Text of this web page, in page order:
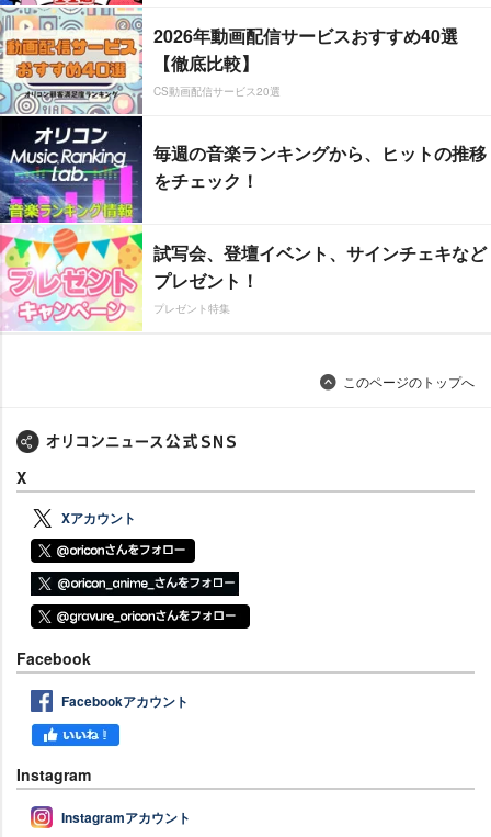
2026年動画配信サービスおすすめ40選
【徹底比較】
CS動画配信サービス20選
毎週の音楽ランキングから、ヒットの推移
をチェック！
試写会、登壇イベント、サインチェキなど
プレゼント！
プレゼント特集
このページのトップへ
X
Xアカウント
Facebook
Facebookアカウント
Instagram
Instagramアカウント